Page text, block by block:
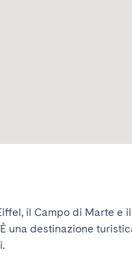
il Campo di Marte e
una destinazione